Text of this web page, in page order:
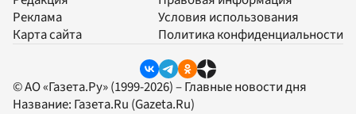
Реклама
Карта сайта
Условия использования
Политика конфиденциальности
© АО «Газета.Ру» (1999-2026) – Главные новости дня
Название: Газета.Ru (Gazeta.Ru)